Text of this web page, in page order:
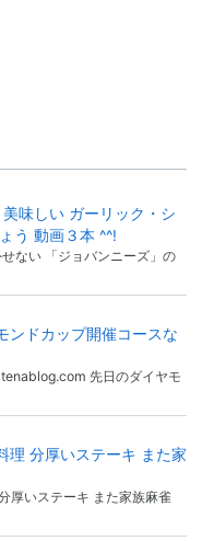
味しい ガーリック・シ
う 動画３本 ^^!
ない 「ジョバンニーズ」の
ドカップ開催コースな
先日のダイヤモ
理 分厚いステーキ また家
厚いステーキ また家族麻雀